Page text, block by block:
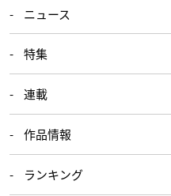
ニュース
特集
連載
作品情報
ランキング